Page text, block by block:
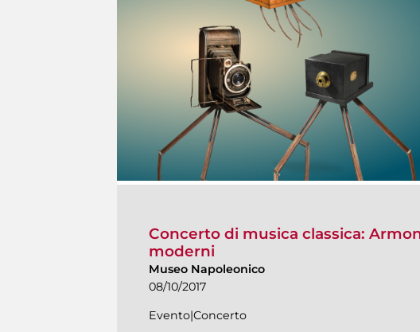
Concerto di musica classica:
moderni
Museo Napoleonico
08/10/2017
Evento|Concerto